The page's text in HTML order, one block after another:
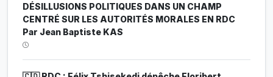
DÉSILLUSIONS POLITIQUES DANS UN CHAMP
CENTRÉ SUR LES AUTORITÉS MORALES EN RDC
Par Jean Baptiste KAS